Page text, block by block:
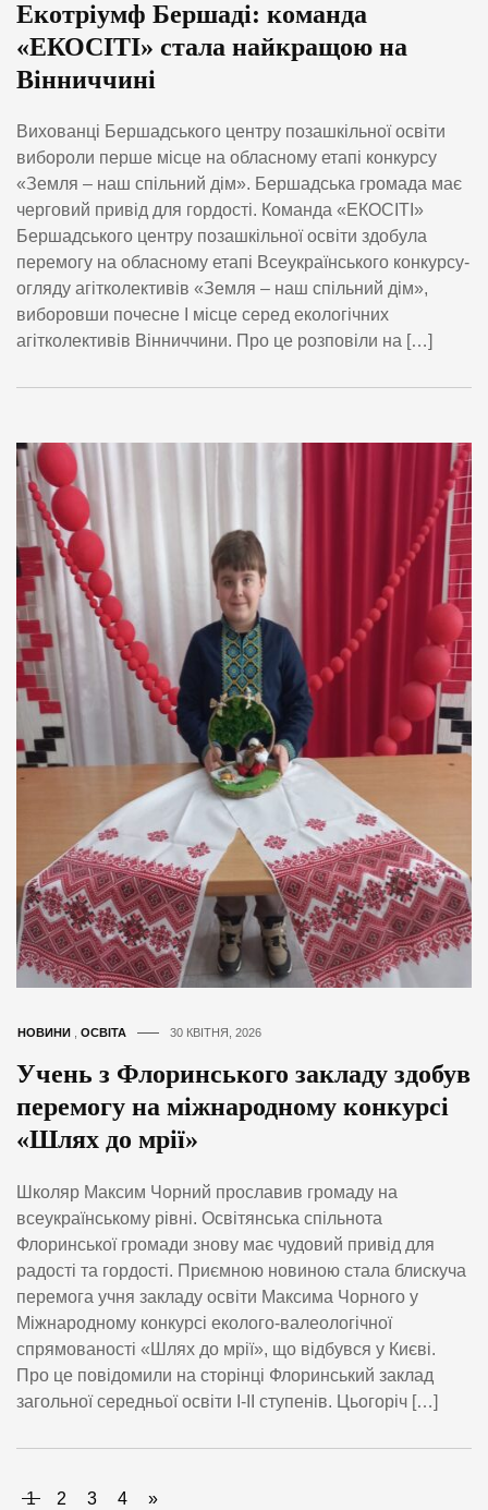
Екотріумф Бершаді: команда
«ЕКОСІТІ» стала найкращою на
Вінниччині
Вихованці Бершадського центру позашкільної освіти
вибороли перше місце на обласному етапі конкурсу
«Земля – наш спільний дім». Бершадська громада має
черговий привід для гордості. Команда «ЕКОСІТІ»
Бершадського центру позашкільної освіти здобула
перемогу на обласному етапі Всеукраїнського конкурсу-
огляду агітколективів «Земля – наш спільний дім»,
виборовши почесне І місце серед екологічних
агітколективів Вінниччини. Про це розповіли на […]
НОВИНИ ОСВІТА 30 КВІТНЯ, 2026
Учень з Флоринського закладу здобув
перемогу на міжнародному конкурсі
«Шлях до мрії»
Школяр Максим Чорний прославив громаду на
всеукраїнському рівні. Освітянська спільнота
Флоринської громади знову має чудовий привід для
радості та гордості. Приємною новиною стала блискуча
перемога учня закладу освіти Максима Чорного у
Міжнародному конкурсі еколого-валеологічної
спрямованості «Шлях до мрії», що відбувся у Києві.
Про це повідомили на сторінці Флоринський заклад
загольної середньої освіти І-ІІ ступенів. Цьогоріч […]
1 2 3 4 »